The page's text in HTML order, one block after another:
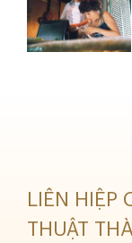
LIÊN HIỆP
THUẬT